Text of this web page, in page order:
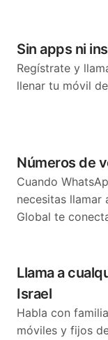
Sin apps ni
Regístrate y
llenar tu móvil
Números de
Cuando
necesitas llamar
Global te
Llama a
Israel
Habla con
móviles y fijos